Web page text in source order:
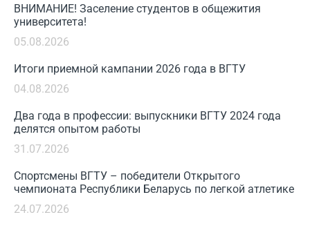
ВНИМАНИЕ! Заселение студентов в общежития
университета!
05.08.2026
Итоги приемной кампании 2026 года в ВГТУ
04.08.2026
Два года в профессии: выпускники ВГТУ 2024 года
делятся опытом работы
31.07.2026
Спортсмены ВГТУ – победители Открытого
чемпионата Республики Беларусь по легкой атлетике
24.07.2026